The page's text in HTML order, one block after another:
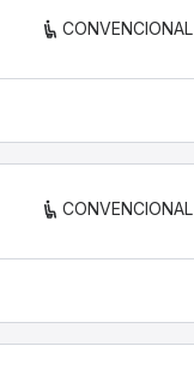
CONVENCIONAL
CONVENCIONAL